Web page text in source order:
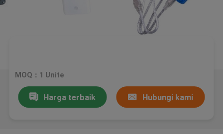
MOQ：1 Unite
Harga terbaik Hubungi kami